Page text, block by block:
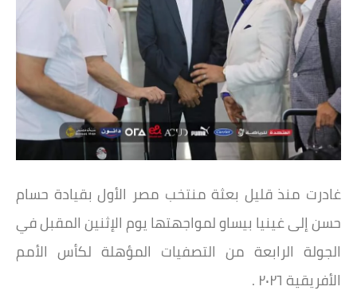
غادرت منذ قليل بعثة منتخب مصر الأول بقيادة حسام
حسن إلى غينيا بيساو لمواجهتها يوم الإثنين المقبل في
الجولة الرابعة من التصفيات المؤهلة لكأس الأمم
الأفريقية ٢٠٢٦ .